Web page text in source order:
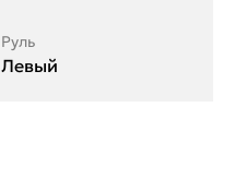
Руль
Левый